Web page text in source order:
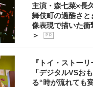
主演・森七菜×長
舞伎町の過酷さ
像表現で描いた
＞
P R
『トイ・ストー
「デジタルVSお
る“時が流れても